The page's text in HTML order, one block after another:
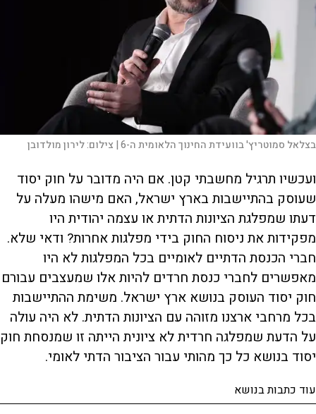
בצלאל סמוטריץ' בוועידת החינוך הלאומית ה-6 | צילום:לירון מולדובן
ועכשיו תרגיל מחשבתי קטן. אם היה מדובר על חוק יסוד
שעוסק בהתיישבות בארץ ישראל, האם מישהו מעלה על
דעתו שמפלגת הציונות הדתית או עצמה יהודית היו
מפקידות את ניסוח החוק בידי מפלגות אחרות? ודאי שלא.
חברי הכנסת הדתיים לאומיים בכל המפלגות לא היו
מאפשרים לחברי כנסת חרדים להיות אלו שמעצבים עבורם
חוק יסוד העוסק בנושא ארץ ישראל. משימת ההתיישבות
בכל מרחבי ארצנו מזוהה עם הציונות הדתית. לא היה עולה
על הדעת שמפלגה חרדית לא ציונית הייתה זו שמנסחת חוק
יסוד בנושא כל כך מהותי עבור הציבור הדתי לאומי.
עוד כתבות בנושא